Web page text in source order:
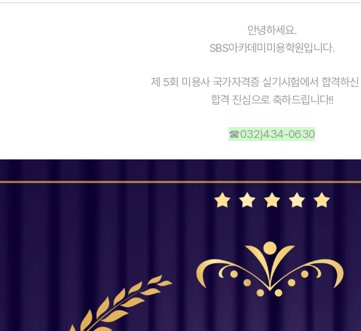
안녕하세요.
SBS아카데미미용학원입니다.
제 5회 미용사 국가자격증 실기시험에서 합격하
합격 진심으로 축하드립니다!!
☎032)434-0630